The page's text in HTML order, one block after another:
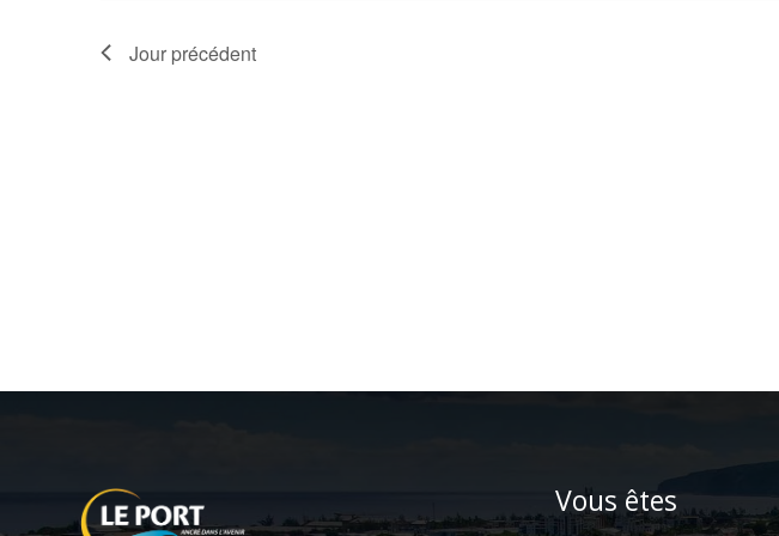
Jour précédent
Vous êtes